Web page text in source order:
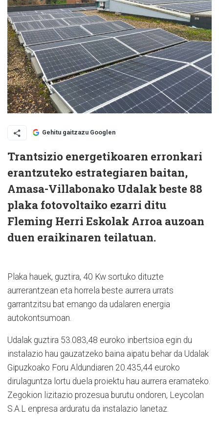
Gehitu gaitzazu Googlen
Trantsizio energetikoaren erronkari
erantzuteko estrategiaren baitan,
Amasa-Villabonako Udalak beste 88
plaka fotovoltaiko ezarri ditu
Fleming Herri Eskolak Arroa auzoan
duen eraikinaren teilatuan.
Plaka hauek, guztira, 40 Kw sortuko dituzte
aurrerantzean eta horrela beste aurrera urrats
garrantzitsu bat emango da udalaren energia
autokontsumoan.
Udalak guztira 53.083,48 euroko inbertsioa egin du
instalazio hau gauzatzeko baina aipatu behar da Udalak
Gipuzkoako Foru Aldundiaren 20.435,44 euroko
dirulaguntza lortu duela proiektu hau aurrera eramateko.
Zegokion lizitazio prozesua burutu ondoren, Leycolan
S.A.L enpresa arduratu da instalazio lanetaz.